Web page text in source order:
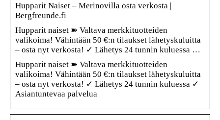
Hupparit Naiset – Merinovilla osta verkosta |
Bergfreunde.fi
Hupparit naiset ➽ Valtava merkkituotteiden
valikoima! Vähintään 50 €:n tilaukset lähetyskuluitta
– osta nyt verkosta! ✓ Lähetys 24 tunnin kuluessa …
Hupparit naiset ➽ Valtava merkkituotteiden
valikoima! Vähintään 50 €:n tilaukset lähetyskuluitta
– osta nyt verkosta! ✓ Lähetys 24 tunnin kuluessa ✓
Asiantuntevaa palvelua